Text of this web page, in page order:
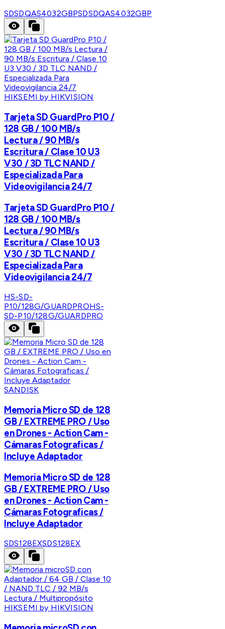
SDSDQAS4032GBPSDSDQAS4032GBP
HIKSEMI by HIKVISION
Tarjeta SD GuardPro P10 /
128 GB / 100 MB/s
Lectura / 90 MB/s
Escritura / Clase 10 U3
V30 / 3D TLC NAND /
Especializada Para
Videovigilancia 24/7
Tarjeta SD GuardPro P10 /
128 GB / 100 MB/s
Lectura / 90 MB/s
Escritura / Clase 10 U3
V30 / 3D TLC NAND /
Especializada Para
Videovigilancia 24/7
HS-SD-
P10/128G/GUARDPROHS-
SD-P10/128G/GUARDPRO
SANDISK
Memoria Micro SD de 128
GB / EXTREME PRO / Uso
en Drones - Action Cam -
Cámaras Fotograficas /
Incluye Adaptador
Memoria Micro SD de 128
GB / EXTREME PRO / Uso
en Drones - Action Cam -
Cámaras Fotograficas /
Incluye Adaptador
SDS128EXSDS128EX
HIKSEMI by HIKVISION